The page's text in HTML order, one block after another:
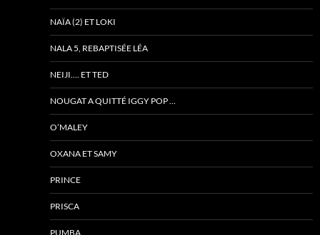
NAÏA (2) ET LOKI
NALA 5, REBAPTISÉE LÉA
NEIJI…. ET TED
NOUGAT A QUITTÉ IGGY POP …
O’MALEY
OXANA ET SAMY
PRINCE
PRISCA
PUMBA